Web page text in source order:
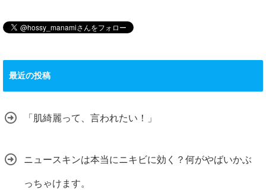
最近の投稿
「肌綺麗って、言われたい！」
ニュースキンは本当にニキビに効く？何がやばいかぶ
っちゃけます。